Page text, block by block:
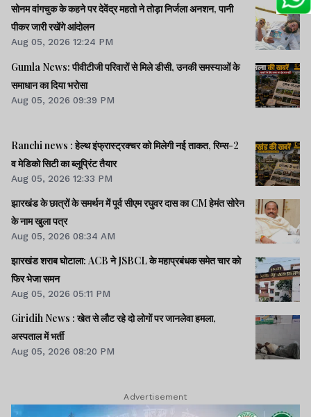
सोनम वांगचुक के कहने पर देवेंद्र महतो ने तोड़ा निर्जला अनशन, पानी
पीकर जारी रखेंगे आंदोलन
Aug 05, 2026 12:24 PM
Gumla News: पीवीटीजी परिवारों से मिले डीसी, उनकी समस्याओं के
समाधान का दिया भरोसा
Aug 05, 2026 09:39 PM
Ranchi news : हेल्थ इंफ्रास्ट्रक्चर को मिलेगी नई ताकत, रिम्स-2
व मेडिको सिटी का ब्लूप्रिंट तैयार
Aug 05, 2026 12:33 PM
झारखंड के छात्रों के समर्थन में पूर्व सीएम रघुवर दास का CM हेमंत सोरेन
के नाम खुला पत्र
Aug 05, 2026 08:34 AM
झारखंड शराब घोटाला: ACB ने JSBCL के महाप्रबंधक समेत चार को
फिर भेजा समन
Aug 05, 2026 05:11 PM
Giridih News : खेत से लौट रहे दो लोगों पर जानलेवा हमला,
अस्पताल में भर्ती
Aug 05, 2026 08:20 PM
Advertisement